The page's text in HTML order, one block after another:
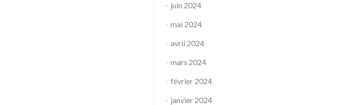
juin 2024
mai 2024
avril 2024
mars 2024
février 2024
janvier 2024